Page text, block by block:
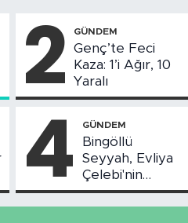
2 GÜNDEM
Genç’te Feci
Kaza: 1’i Ağır, 10
Yaralı
4 GÜNDEM
Bingöllü
Seyyah, Evliya
Çelebi'nin
Bahsettiği
Bingöl'deki O